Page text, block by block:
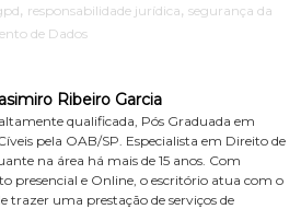
, responsabilidade jurídica, segurança da
de Dados
Ribeiro Garcia
qualificada, Pós Graduada em
pela OAB/SP. Especialista em Direito de
na área há mais de 15 anos. Com
presencial e Online, o escritório atua com o
trazer uma prestação de serviços de